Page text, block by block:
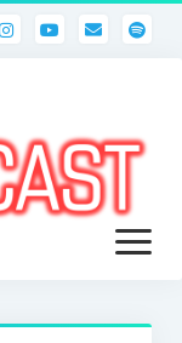
otevřít
menu